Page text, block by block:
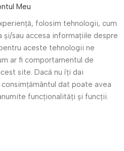
Meu
folosim tehnologii, cum
sau accesa informațiile despre
aceste tehnologii ne
ar fi comportamentul de
site. Dacă nu îți dai
dat poate avea
funcționalități și funcții.